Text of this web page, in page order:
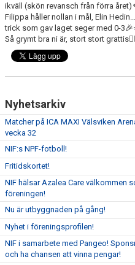
VÅRA LAG
MATCHER
UNGDOMSDOMARE 2026
ikväll (skön revansch från förra
Filippa håller nollan i mål, Elin
trick som gav laget seger med 0-
Så grymt bra ni är, stort stort
Nyhetsarkiv
Matcher på ICA MAXI Välsviken
vecka 32
NIF:s NPF-fotboll!
Fritidskortet!
NIF hälsar Azalea Care välkommen
föreningen!
Nu är utbyggnaden på gång!
Nyhet i föreningsprofilen!
NIF i samarbete med Pangeo!
och ha chansen att vinna pengar!